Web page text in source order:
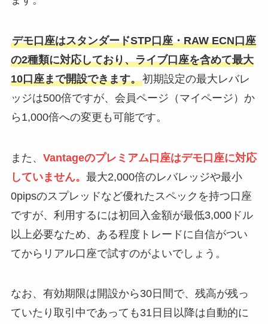
デモ口座はスタンダードSTP口座・RAW ECN口座
の2種類に対応しており、ライブ口座を含めて最大
10口座まで開設できます。初期設定の最大レバレ
ッジは500倍ですが、会員ページ（マイページ）か
ら1,000倍への変更も可能です。
また、 Vantageのプレミアム口座はデモ口座に対応
していません。 最大2,000倍のレバレッジや最小
0pipsのスプレッドなど優れたスペックを持つ口座
ですが、利用するには初回入金額が最低3,000ドル
以上必要なため、ある程度トレードに自信がつい
てからリアル口座で試すのがよいでしょう。
なお、有効期限は開設から30日間で、残高が残っ
ていたり取引中であっても31日目以降は自動的に